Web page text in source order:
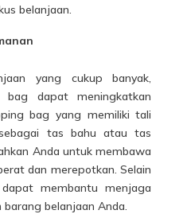
belanjaan.
yang cukup banyak,
bag dapat meningkatkan
bag yang memiliki tali
tas bahu atau tas
Anda untuk membawa
dan merepotkan. Selain
membantu menjaga
belanjaan Anda.